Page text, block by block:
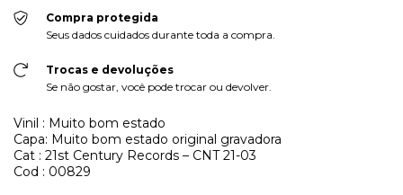
Compra protegida
Seus dados cuidados durante toda a compra.
Trocas e devoluções
Se não gostar, você pode trocar ou devolver.
Vinil : Muito bom estado
Capa: Muito bom estado original gravadora
Cat : 21st Century Records ‎– CNT 21-03
Cod : 00829